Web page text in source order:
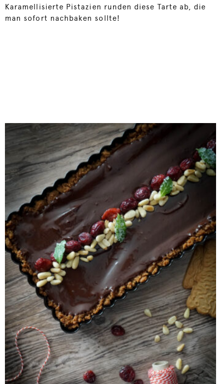
Karamellisierte Pistazien runden diese Tarte ab, die
man sofort nachbaken sollte!